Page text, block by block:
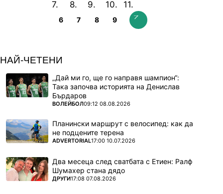
6 7 8 9
НАЙ-ЧЕТЕНИ
„Дай ми го, ще го направя шампион“:
Така започва историята на Денислав
Бърдаров
ПОВЕЧЕ ОТ
ВОЛЕЙБОЛ09:12 08.08.2026
Планински маршрут с велосипед: как да
не подцените терена
ПОВЕЧЕ ОТ
ADVERTORIAL17:00 10.07.2026
Два месеца след сватбата с Етиен: Ралф
Шумахер стана дядо
ПОВЕЧЕ ОТ
ДРУГИ17:08 07.08.2026